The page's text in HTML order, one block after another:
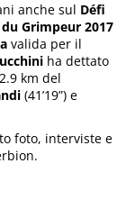
anche sul Défi
Grimpeur 2017
valida per il
ha dettato
km del
(41’19”) e
foto, interviste e